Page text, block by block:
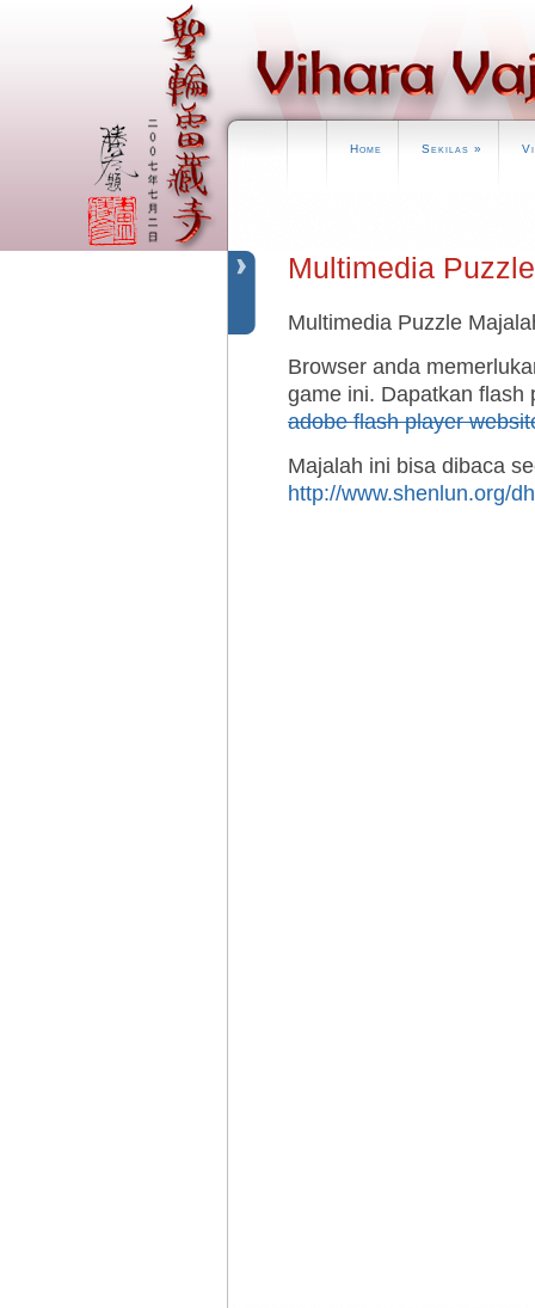
Home Sekilas »
Multimedia
Multimedia Puzzle
Browser anda
game ini. Dapatkan flash
adobe flash player
Majalah ini bisa dibaca
http://www.shenlun.org/